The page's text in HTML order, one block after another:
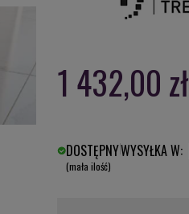
1 432,00 zł
DOSTĘPNY
(mała ilość)
WYSYŁKA W: